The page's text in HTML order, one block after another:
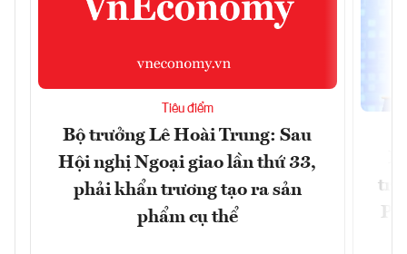
Tiêu điểm
Bộ trưởng Lê Hoài Trung: Sau
Hội nghị Ngoại giao lần thứ 33,
phải khẩn trương tạo ra sản
phẩm cụ thể